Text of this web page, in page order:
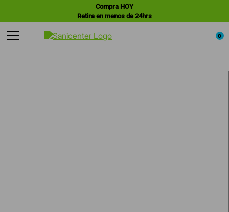
Compra HOY
Retira en menos de 24hrs
0